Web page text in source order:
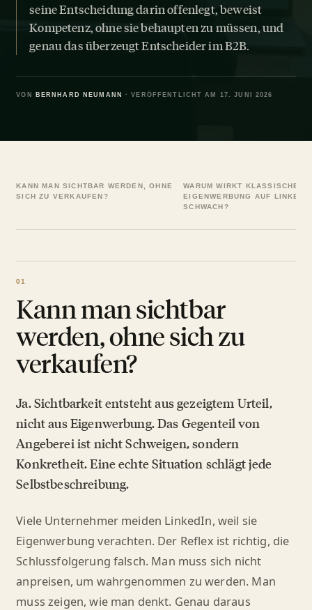
seine Entscheidung darin offenlegt, beweist
Kompetenz, ohne sie behaupten zu müssen, und
genau das überzeugt Entscheider im B2B.
VON BERNHARD NEUMANN · VERÖFFENTLICHT AM 17. JUNI 2026
KANN MAN SICHTBAR WERDEN, OHNE
SICH ZU VERKAUFEN?
WARUM WIRKT KLASSISCHE
EIGENWERBUNG AUF
SCHWACH?
Kann man sichtbar
werden, ohne sich zu
verkaufen?
Ja. Sichtbarkeit entsteht aus gezeigtem Urteil,
nicht aus Eigenwerbung. Das Gegenteil von
Angeberei ist nicht Schweigen, sondern
Konkretheit. Eine echte Situation schlägt jede
Selbstbeschreibung.
Viele Unternehmer meiden LinkedIn, weil sie
Eigenwerbung verachten. Der Reflex ist richtig, die
Schlussfolgerung falsch. Man muss sich nicht
anpreisen, um wahrgenommen zu werden. Man
muss zeigen, wie man denkt. Genau daraus